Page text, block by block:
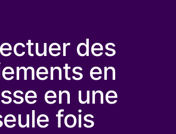
des
en
en une
fois